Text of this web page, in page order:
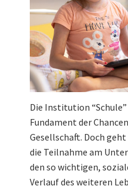
Die Institution
Fundament der
Gesellschaft. Doch
die Teilnahme am
den so wichtigen,
Verlauf des weiteren